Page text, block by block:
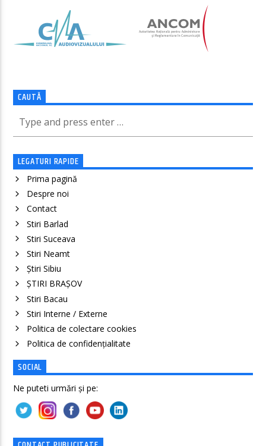
CAUTĂ
LEGATURI RAPIDE
Prima pagină
Despre noi
Contact
Stiri Barlad
Stiri Suceava
Stiri Neamt
Știri Sibiu
ȘTIRI BRAȘOV
Stiri Bacau
Stiri Interne / Externe
Politica de colectare cookies
Politica de confidenţialitate
SOCIAL
Ne puteti urmări și pe: